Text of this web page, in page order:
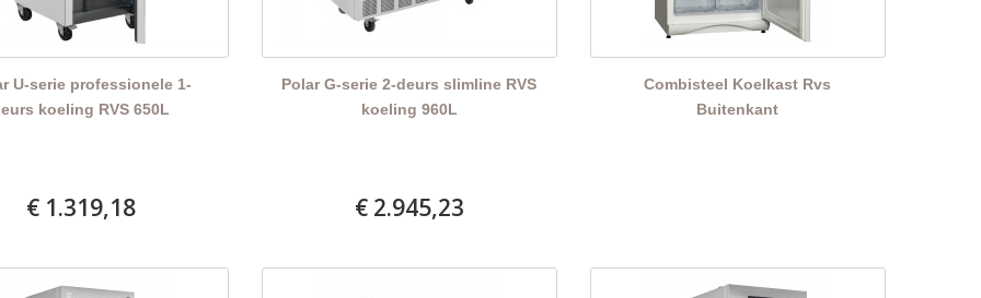
U-serie professionele 1-
koeling RVS 650L
€ 1.319,18
Polar G-serie 2-deurs slimline RVS
koeling 960L
€ 2.945,23
Combisteel Koelkast Rvs
Buitenkant